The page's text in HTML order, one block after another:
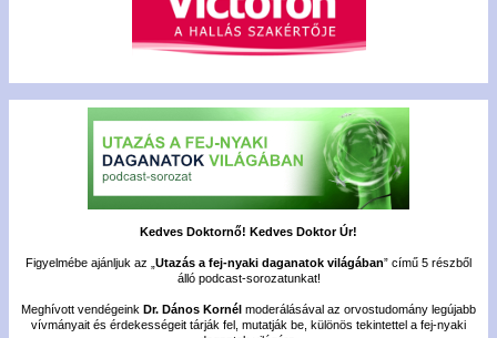
Kedves Doktornő! Kedves Doktor Úr!
Figyelmébe ajánljuk az „ Utazás a fej-nyaki daganatok világában” című 5 részből
álló podcast-sorozatunkat!
Meghívott vendégeink Dr. Dános Kornél moderálásával az orvostudomány legújabb
vívmányait és érdekességeit tárják fel, mutatják be, különös tekintettel a fej-nyaki